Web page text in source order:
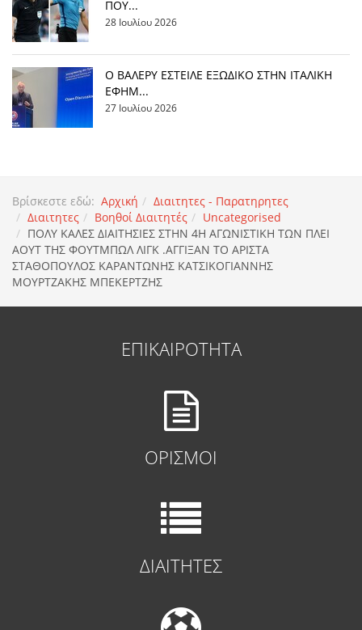
ΠΟΥ...
28 Ιουλίου 2026
Ο ΒΑΛΕΡΥ ΕΣΤΕΙΛΕ ΕΞΩΔΙΚΟ ΣΤΗΝ ΙΤΑΛΙΚΗ
ΕΦΗΜ...
27 Ιουλίου 2026
Βρίσκεστε εδώ: Αρχική
Διαιτητες - Παρατηρητες
Διαιτητες
Βοηθοί Διαιτητές
Uncategorised
ΠΟΛΥ ΚΑΛΕΣ ΔΙΑΙΤΗΣΙΕΣ ΣΤΗΝ 4Η ΑΓΩΝΙΣΤΙΚΗ ΤΩΝ ΠΛΕΙ
ΑΟΥΤ ΤΗΣ ΦΟΥΤΜΠΩΛ ΛΙΓΚ .ΑΓΓΙΞΑΝ ΤΟ ΑΡΙΣΤΑ
ΣΤΑΘΟΠΟΥΛΟΣ ΚΑΡΑΝΤΩΝΗΣ ΚΑΤΣΙΚΟΓΙΑΝΝΗΣ
ΜΟΥΡΤΖΑΚΗΣ ΜΠΕΚΕΡΤΖΗΣ
ΕΠΙΚΑΙΡΟΤΗΤΑ
ΟΡΙΣΜΟΙ
ΔΙΑΙΤΗΤΕΣ